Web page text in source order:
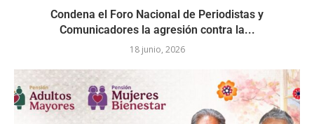
Condena el Foro Nacional de Periodistas y
Comunicadores la agresión contra la...
18 junio, 2026